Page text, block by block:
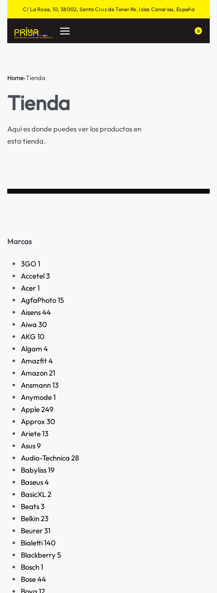
C/ La Rosa, 10, 38002, Santa Cruz de Tenerife, Islas Canarias, España
0
Home›Tienda
Tienda
Aquí es donde puedes ver los productos en
esta tienda.
Marcas
3GO1
Accetel3
Acer1
AgfaPhoto15
Aisens44
Aiwa 30
AKG 10
Algam 4
Amazfit4
Amazon21
Ansmann13
Anymode1
Apple249
Approx 30
Ariete13
Asus9
Audio-Technica 28
Babyliss19
Baseus4
BasicXL2
Beats3
Belkin23
Beurer31
Bialetti140
Blackberry5
Bosch1
Bose44
Boya 12